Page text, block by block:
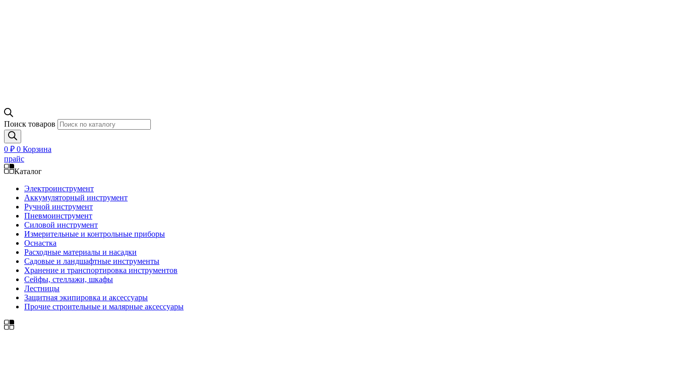
Поиск товаров
0 ₽ 0 Корзина
прайс
Каталог
Электроинструмент
Аккумуляторный инструмент
Ручной инструмент
Пневмоинструмент
Силовой инструмент
Измерительные и контрольные приборы
Оснастка
Расходные материалы и насадки
Садовые и ландшафтные инструменты
Хранение и транспортировка инструментов
Сейфы, стеллажи, шкафы
Лестницы
Защитная экипировка и аксессуары
Прочие строительные и малярные аксессуары